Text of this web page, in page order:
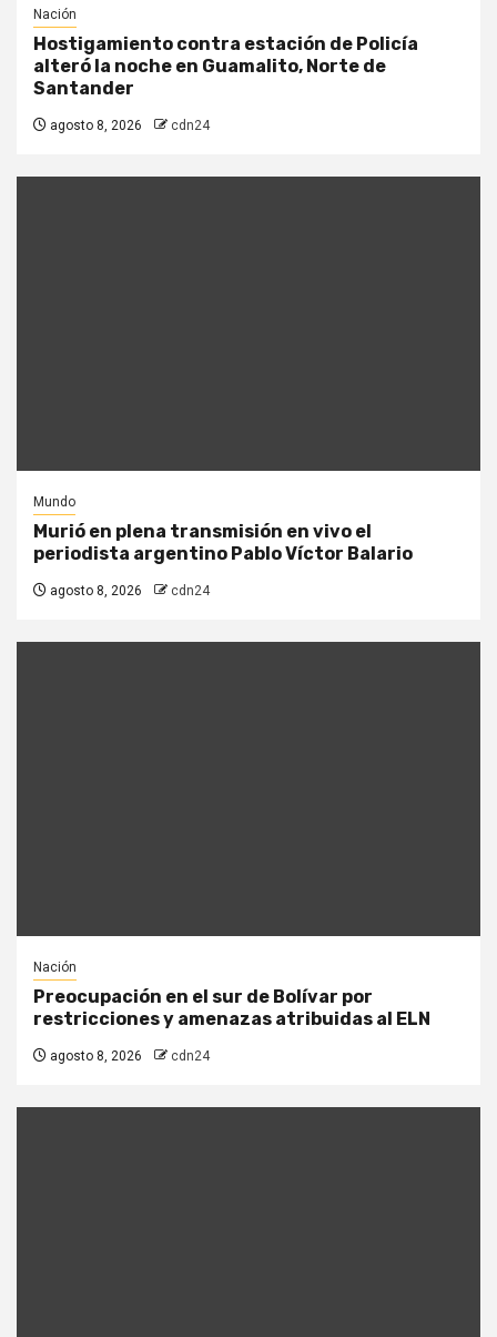
Nación
Hostigamiento contra estación de Policía
alteró la noche en Guamalito, Norte de
Santander
agosto 8, 2026 cdn24
Mundo
Murió en plena transmisión en vivo el
periodista argentino Pablo Víctor Balario
agosto 8, 2026 cdn24
Nación
Preocupación en el sur de Bolívar por
restricciones y amenazas atribuidas al ELN
agosto 8, 2026 cdn24